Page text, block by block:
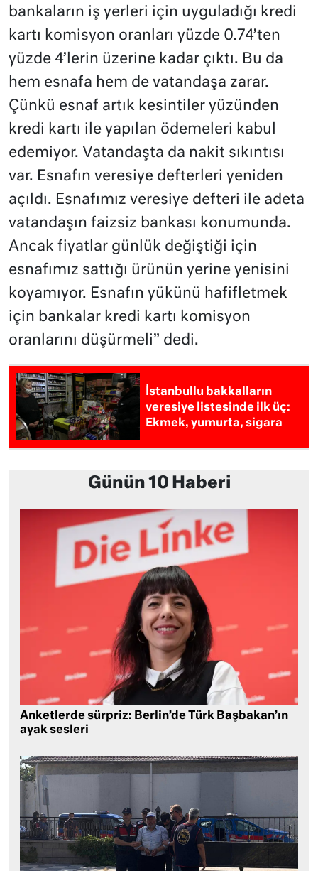
bankaların iş yerleri için uyguladığı kredi
kartı komisyon oranları yüzde 0.74’ten
yüzde 4’lerin üzerine kadar çıktı. Bu da
hem esnafa hem de vatandaşa zarar.
Çünkü esnaf artık kesintiler yüzünden
kredi kartı ile yapılan ödemeleri kabul
edemiyor. Vatandaşta da nakit sıkıntısı
var. Esnafın veresiye defterleri yeniden
açıldı. Esnafımız veresiye defteri ile adeta
vatandaşın faizsiz bankası konumunda.
Ancak fiyatlar günlük değiştiği için
esnafımız sattığı ürünün yerine yenisini
koyamıyor. Esnafın yükünü hafifletmek
için bankalar kredi kartı komisyon
oranlarını düşürmeli” dedi.
İstanbullu bakkalların
veresiye listesinde ilk üç:
Ekmek, yumurta, sigara
Günün 10 Haberi
Anketlerde sürpriz: Berlin’de Türk Başbakan’ın
ayak sesleri